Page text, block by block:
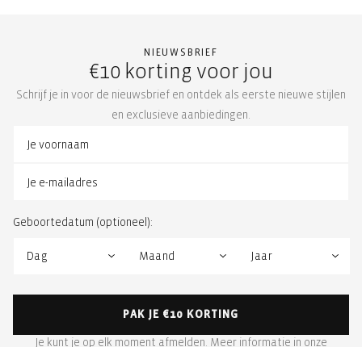
NIEUWSBRIEF
€10 korting voor jou
Schrijf je in voor de nieuwsbrief en ontdek als eerste nieuwe stijlen
en exclusieve aanbiedingen.
Geboortedatum (optioneel):
PAK JE €10 KORTING
Je kunt je op elk moment afmelden. Meer informatie in onze